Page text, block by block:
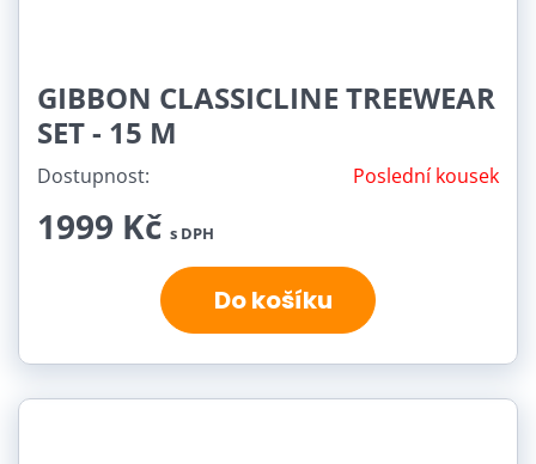
GIBBON CLASSICLINE TREEWEAR
SET - 15 M
Dostupnost: Poslední kousek
1999 Kč s DPH
Do košíku